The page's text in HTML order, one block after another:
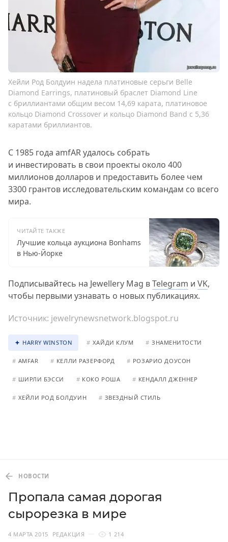
Хейли Род Болдуин надела платиновые серьги Belle
Diamond Earrings, платиновый браслет Diamond Line
с бриллиантами общим весом 14,69 карата, платиновое
кольцо Diamond Crossover и кольцо Diamond Band с 5,36
каратами бриллиантов.
С 1985 года amfAR удалось собрать
и инвестировать в свои проекты около 400
миллионов долларов и предоставить более чем
3300 грантов исследовательским командам со всего
мира.
ЧИТАЙТЕ ТАКЖЕ
Лучшие кольца аукциона Bonhams
в Нью-Йорке
Подписывайтесь на Jewellery Mag вTelegram и VK,
чтобы первыми узнавать о новых публикациях.
Источник: jewelrynewsnetwork.blogspot.ru
HARRY WINSTON # ХАЙДИ КЛУМ # ЗНАМЕНИТОСТИ
# AMFAR # КЕЛЛИ РАЗЕРФОРД # РОЗАРИО ДОУСОН
# ШИРЛИ БЭССИ # КОКО РОША # КЕНДАЛЛ ДЖЕННЕР
# ХЕЙЛИ РОД БОЛДУИН # ЗВЕЗДНЫЙ СТИЛЬ
НОВОСТИ
Пропала самая дорогая
сырорезка в мире
4 МАРТА 2015 РЕДАКЦИЯ 1 214